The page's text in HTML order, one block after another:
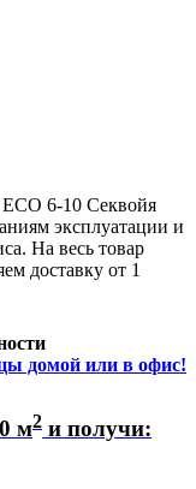
6-10 Секвойя
эксплуатации и
На весь товар
доставку от 1
домой или в офис!
м2 и получи: